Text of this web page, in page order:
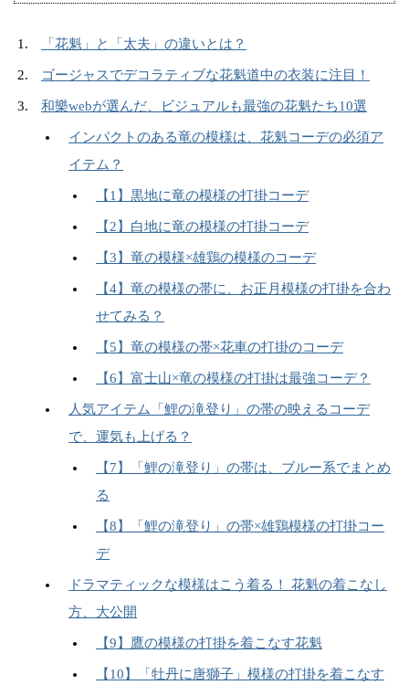
「花魁」と「太夫」の違いとは？
ゴージャスでデコラティブな花魁道中の衣装に注目！
和樂webが選んだ、ビジュアルも最強の花魁たち10選
インパクトのある竜の模様は、花魁コーデの必須ア
イテム？
【1】黒地に竜の模様の打掛コーデ
【2】白地に竜の模様の打掛コーデ
【3】竜の模様×雄鶏の模様のコーデ
【4】竜の模様の帯に、お正月模様の打掛を合わ
せてみる？
【5】竜の模様の帯×花車の打掛のコーデ
【6】富士山×竜の模様の打掛は最強コーデ？
人気アイテム「鯉の滝登り」の帯の映えるコーデ
で、運気も上げる？
【7】「鯉の滝登り」の帯は、ブルー系でまとめ
る
【8】「鯉の滝登り」の帯×雄鶏模様の打掛コー
デ
ドラマティックな模様はこう着る！ 花魁の着こなし
方、大公開
【9】鷹の模様の打掛を着こなす花魁
【10】「牡丹に唐獅子」模様の打掛を着こなす